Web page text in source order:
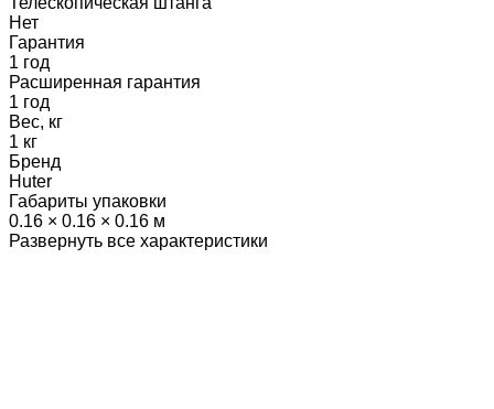
Нет
Гарантия
1 год
Расширенная гарантия
1 год
Вес, кг
1 кг
Бренд
Huter
Габариты упаковки
0.16 × 0.16 × 0.16 м
Развернуть все характеристики